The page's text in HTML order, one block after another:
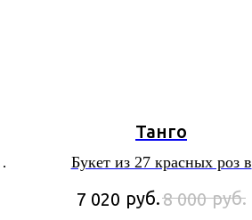
Танго
Букет из 27 красных роз в
упаковке
7 020 руб.8 000 руб.